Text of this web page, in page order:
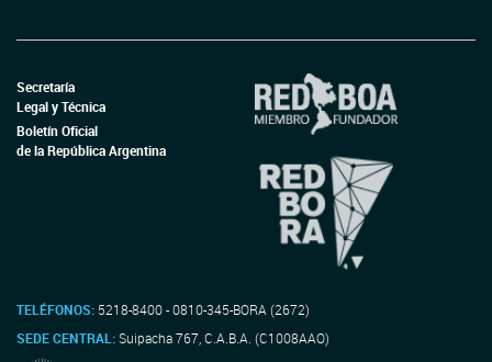
Secretaría
Legal y Técnica
Boletín Oficial
de la República Argentina
TELÉFONOS: 5218-8400 - 0810-345-BORA (2672)
SEDE CENTRAL:Suipacha 767, C.A.B.A. (C1008AAO)